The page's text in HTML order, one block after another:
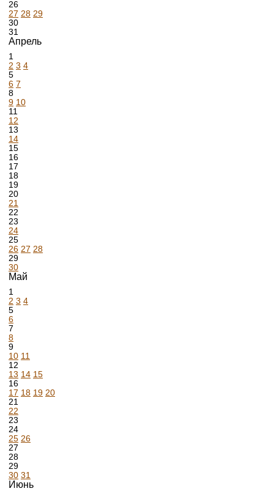
26
27 28 29
30
31
Апрель
1
2 3 4
5
6 7
8
9 10
11
12
13
14
15
16
17
18
19
20
21
22
23
24
25
26 27 28
29
30
Май
1
2 3 4
5
6
7
8
9
10 11
12
13 14 15
16
17 18 19 20
21
22
23
24
25 26
27
28
29
30 31
Июнь